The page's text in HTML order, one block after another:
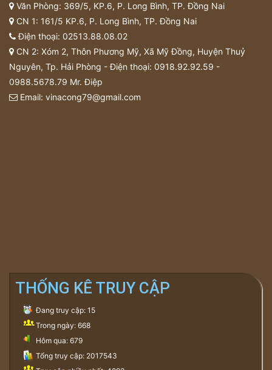
Văn Phòng: 369/5, KP.6, P. Long Bình, TP. Đồng Nai
CN 1: 161/5 KP.6, P. Long Bình, TP. Đồng Nai
Điện thoại: 02513.88.08.02
CN 2: Xóm 2, Thôn Phương Mỹ, Xã Mỹ Đồng, Huyện Thuỷ
Nguyên, Tp. Hải Phòng - Điện thoại: 0918.92.92.59 -
0988.5678.79 Mr. Điệp
Email: vinacong79@gmail.com
THỐNG KÊ TRUY CẬP
Đang truy cập: 15
Trong ngày: 668
Hôm qua: 679
Tổng truy cập: 2017543